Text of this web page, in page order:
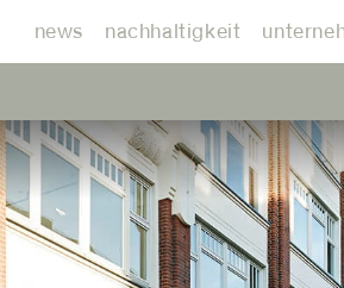
news nachhaltigkeit